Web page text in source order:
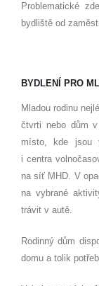
Problematické
bydliště od
BYDLENÍ PRO
Mladou rodinu
čtvrti nebo dům
místo, kde jsou
i centra
na síť MHD. V
na vybrané
trávit v autě.
Rodinný dům
domu a tolik